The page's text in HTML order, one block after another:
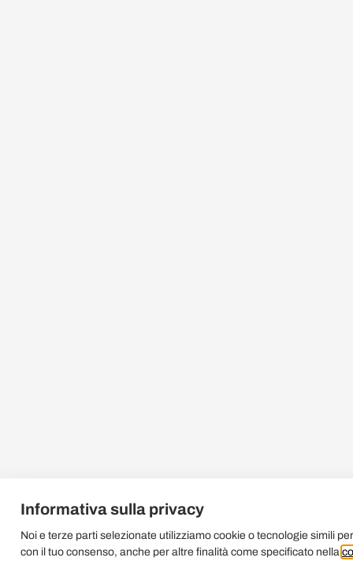
Informativa sulla privacy
Noi e terze parti selezionate utilizziamo cookie o tecnologie simili
con il tuo consenso, anche per altre finalità come specificato nella